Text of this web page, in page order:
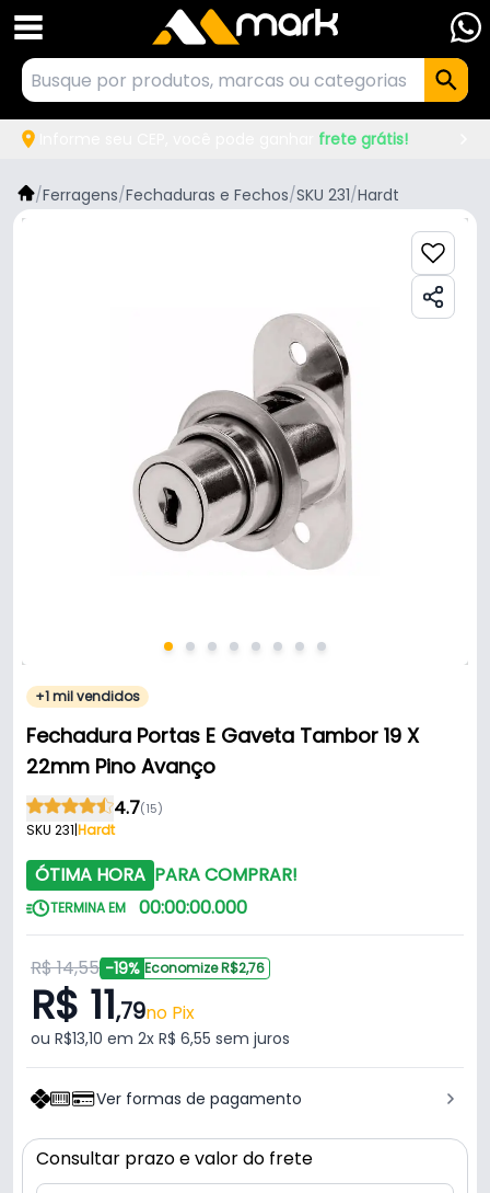
frete grátis!
/Ferragens/Fechaduras e Fechos/SKU 231/Hardt
+1 mil vendidos
Fechadura Portas E Gaveta Tambor 19 X
22mm Pino Avanço
4.7(15)
SKU 231|Hardt
ÓTIMA HORA PARA COMPRAR!
TERMINA EM 00:00:00.000
R$ 14,55 -19% Economize R$2,76
R$ 11,79no Pix
ou R$13,10 em 2x R$ 6,55 sem juros
Ver formas de pagamento
Consultar prazo e valor do frete